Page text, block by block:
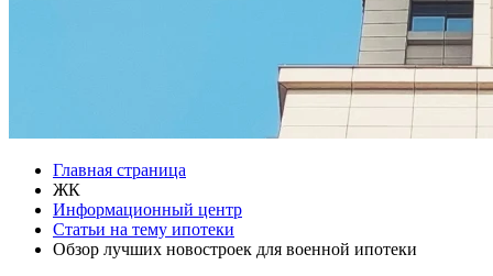
Главная страница
ЖК
Информационный центр
Статьи на тему ипотеки
Обзор лучших новостроек для военной ипотеки​